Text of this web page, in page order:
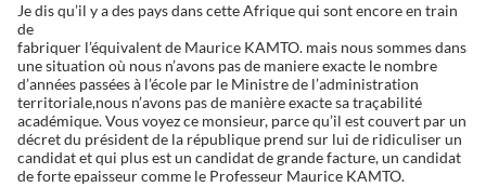
Je dis qu’il y a des pays dans cette Afrique qui sont encore en train
de
fabriquer l’équivalent de Maurice KAMTO. mais nous sommes dans
une situation où nous n’avons pas de maniere exacte le nombre
d’années passées à l’école par le Ministre de l’administration
territoriale,nous n’avons pas de manière exacte sa traçabilité
académique. Vous voyez ce monsieur, parce qu’il est couvert par un
décret du président de la république prend sur lui de ridiculiser un
candidat et qui plus est un candidat de grande facture, un candidat
de forte epaisseur comme le Professeur Maurice KAMTO.